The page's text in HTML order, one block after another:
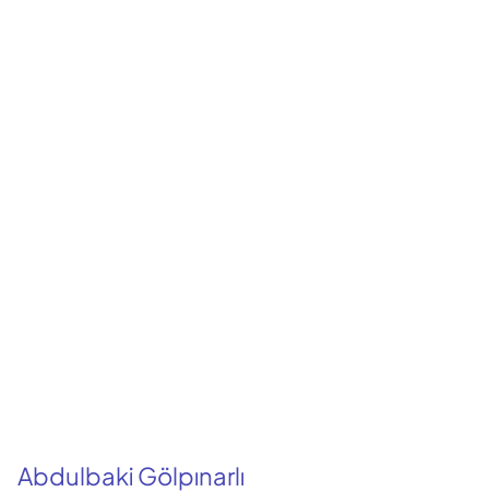
Abdulbaki Gölpınarlı